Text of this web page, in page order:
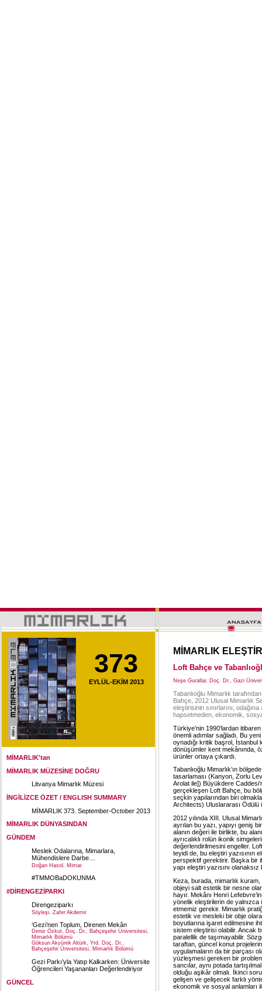
373
EYLÜL-EKİM 2013
MİMARLIK'tan
MİMARLIK MÜZESİNE DOĞRU
Litvanya Mimarlık Müzesi
İNGİLİZCE ÖZET / ENGLISH SUMMARY
MİMARLIK 373. September-October 2013
MİMARLIK DÜNYASINDAN
GÜNDEM
Meslek Odalarına, Mimarlara,
Mühendislere Darbe…
Doğan Hasol, Mimar
#TMMOBaDOKUNMA
#DİRENGEZİPARKI
Direngeziparkı
Söyleşi, Zafer Akdemir
‘Gezi’nen Toplum, Direnen Mekân
Deniz Özkut, Doç. Dr., Bahçeşehir Üniversitesi,
Mimarlık Bölümü
Göksun Akyürek Altürk, Yrd. Doç. Dr.,
Bahçeşehir Üniversitesi, Mimarlık Bölümü
Gezi Parkı’yla Yatıp Kalkarken: Üniversite
Öğrencileri Yaşananları Değerlendiriyor
GÜNCEL
MİMARLIK
Loft Bahçe ve
Neşe Gurallar, Doç. Dr., Gazi
Tabanlıoğlu Mimarlık
Bahçe, 2012 Ulusal Mimarlık
eleştirisinin sınırlarını,
hapsetmeden, ekonomik,
Türkiye’nin 1990’lardan
önemli adımlar sağladı. Bu
oynadığı kritik başrol,
dönüşümler kent mekânında,
ürünler ortaya çıkardı.
Tabanlıoğlu Mimarlık’ın
tasarlaması (Kanyon, Zorlu
Arolat ile]) Büyükdere
gerçekleşen Loft Bahçe, bu
seçkin yapılarından biri
Architects) Uluslararası Ödülü
2012 yılında XIII. Ulusal
ayrılan bu yazı, yapıyı geniş
alanın değeri ile birlikte, bu
ayrıcalıklı rolün ikonik
değerlendirilmesini engeller. Loft
teyidi de, bu eleştiri yazısının
perspektif gerektirir. Başka bir
yapı eleştiri yazısını olanaksız
Keza, burada, mimarlık
objeyi salt estetik bir nesne
hayır. Mekânı Henri
yönelik eleştirilerin de
etmemiz gerekir. Mimarlık
estetik ve mesleki bir obje
boyutlarına işaret edilmesine
sistem eleştirisi olabilir. Ancak
paralellik de taşımayabilir.
taraftan, güncel konut
uygulamaların da bir parçası
yüzleşmesi gereken bir
sancılar, aynı potada
olduğu aşikâr olmalı. İkinci
gelişen ve gelişecek farklı
ekonomik ve sosyal anlamları